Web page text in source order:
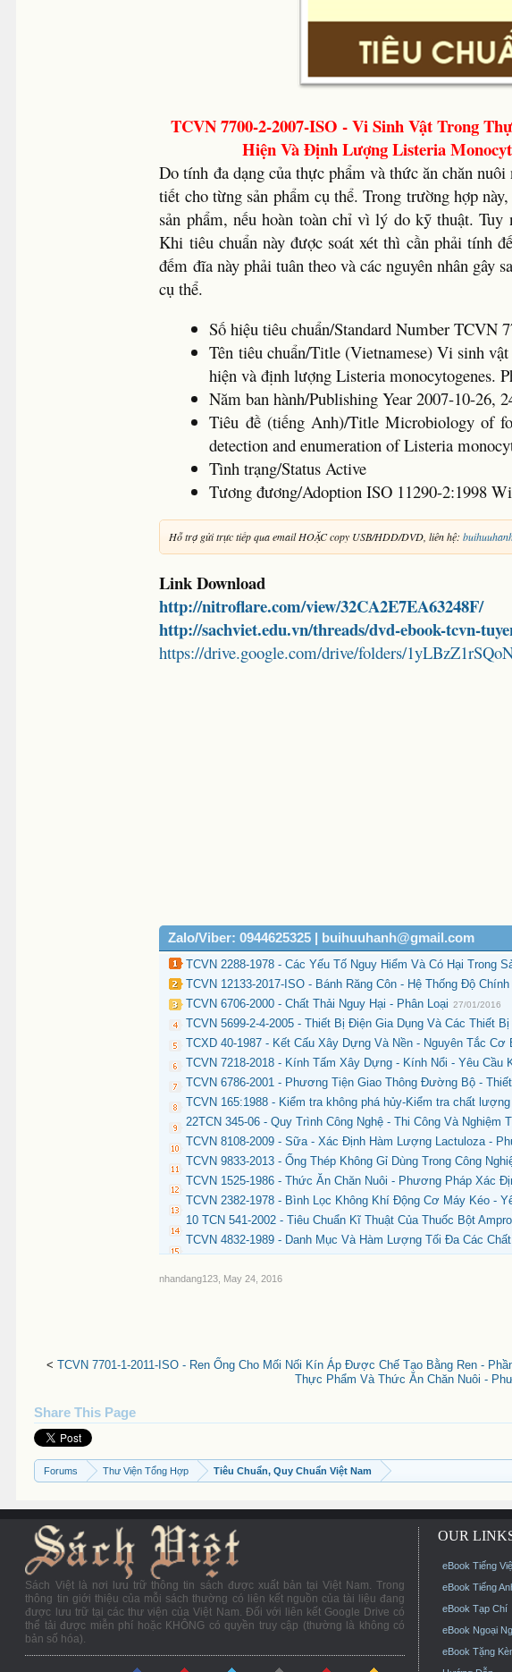
TCVN 7700-2-2007-ISO - Vi Sinh Vật Trong
Hiện Và Định Lượng Listeria
Do tính đa dạng của thực phẩm và thức ăn chăn
tiết cho từng sản phẩm cụ thể. Trong trường hợp
sản phẩm, nếu hoàn toàn chỉ vì lý do kỹ thuật.
Khi tiêu chuẩn này được soát xét thì cần phải tính
đếm đĩa này phải tuân theo và các nguyên nhân gây
cụ thể.
Số hiệu tiêu chuẩn/Standard Number TCVN
Tên tiêu chuẩn/Title (Vietnamese) Vi sinh
hiện và định lượng Listeria monocytogenes.
Năm ban hành/Publishing Year 2007-10-26,
Tiêu đề (tiếng Anh)/Title Microbiology of
detection and enumeration of Listeria
Tình trạng/Status Active
Tương đương/Adoption ISO 11290-2:1998
Hỗ trợ gửi trực tiếp qua email HOẶC copy USB/HDD/DVD, liên hệ:
Link Download
http://nitroflare.com/view/32CA2E7EA63248F/
http://sachviet.edu.vn/threads/dvd-ebook-tcvn-
https://drive.google.com/drive/folders/
Zalo/Viber: 0944625325 | buihuuhanh@gmail.com
TCVN 2288-1978 - Các Yếu Tố Nguy Hiểm Và Có Hại Trong
TCVN 12133-2017-ISO - Bánh Răng Côn - Hệ Thống Độ
TCVN 6706-2000 - Chất Thải Nguy Hại - Phân Loại 27/01/2016
TCVN 5699-2-4-2005 - Thiết Bị Điện Gia Dụng Và Các Thiết
TCXD 40-1987 - Kết Cấu Xây Dựng Và Nền - Nguyên Tắc Cơ
TCVN 7218-2018 - Kính Tấm Xây Dựng - Kính Nổi - Yêu Cầu
TCVN 6786-2001 - Phương Tiện Giao Thông Đường Bộ -
TCVN 165:1988 - Kiểm tra không phá hủy-Kiểm tra chất
22TCN 345-06 - Quy Trình Công Nghệ - Thi Công Và
TCVN 8108-2009 - Sữa - Xác Định Hàm Lượng Lactuloza -
TCVN 9833-2013 - Ống Thép Không Gỉ Dùng Trong Công
TCVN 1525-1986 - Thức Ăn Chăn Nuôi - Phương Pháp Xác
TCVN 2382-1978 - Bình Lọc Không Khí Động Cơ Máy Kéo -
10 TCN 541-2002 - Tiêu Chuẩn Kĩ Thuật Của Thuốc Bột
TCVN 4832-1989 - Danh Mục Và Hàm Lượng Tối Đa Các
nhandang123 May 24, 2016
< TCVN 7701-1-2011-ISO - Ren Ống Cho Mối Nối Kín Áp Được Chế Tạo Bằng Ren -
Thực Phẩm Và Thức Ăn Chăn Nuôi -
Share This Page
Forums Thư Viện Tổng Hợp Tiêu Chuẩn, Quy Chuẩn Việt Nam
Sách Việt là nơi lưu trữ thông tin sách được xuất bản tại Việt Nam. Trong
thông tin giới thiệu của mỗi sách thường có liên kết nguồn của tài liệu đang
được lưu trữ tại các thư viện của Việt Nam. Đối với liên kết Google Drive có
thể tải được miễn phí hoặc KHÔNG có quyền truy cập (thường là không có
bản số hóa).
OUR
eBook Tiếng
eBook Tiếng
eBook Tạp Chí
eBook Ngoại
eBook Tặng